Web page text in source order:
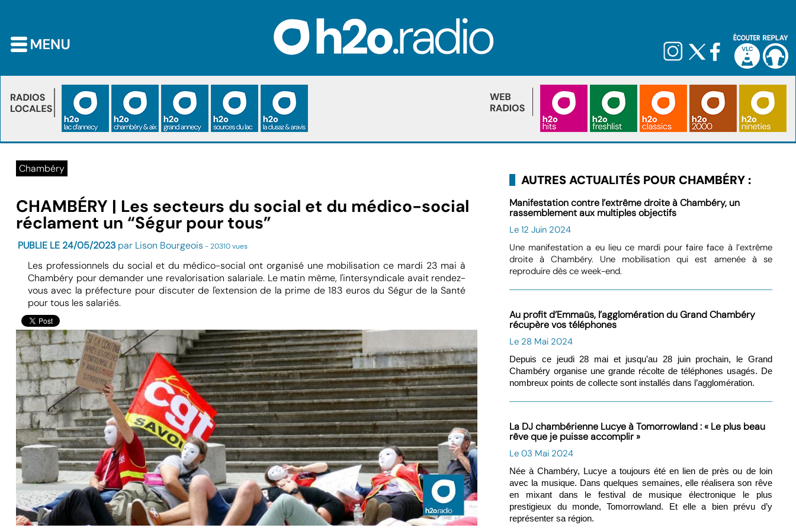
Chambéry
CHAMBÉRY | Les secteurs du social et du médico-social
réclament un “Ségur pour tous”
PUBLIE LE 24/05/2023par Lison Bourgeois - 20310 vues
Les professionnels du social et du médico-social ont organisé une mobilisation ce mardi 23 mai à
Chambéry pour demander une revalorisation salariale. Le matin même, l'intersyndicale avait rendez-
vous avec la préfecture pour discuter de l'extension de la prime de 183 euros du Ségur de la Santé
pour tous les salariés.
AUTRES ACTUALITÉS POUR CHAMBÉRY :
Manifestation contre l’extrême droite à Chambéry, un
rassemblement aux multiples objectifs
Le 12 Juin 2024
Une manifestation a eu lieu ce mardi pour faire face à l’extrême
droite à Chambéry. Une mobilisation qui est amenée à se
reproduire dès ce week-end.
Au profit d’Emmaüs, l’agglomération du Grand Chambéry
récupère vos téléphones
Le 28 Mai 2024
Depuis ce jeudi 28 mai et jusqu’au 28 juin prochain, le Grand
Chambéry organise une grande récolte de téléphones usagés. De
nombreux points de collecte sont installés dans l’agglomération.
La DJ chambérienne Lucye à Tomorrowland : « Le plus beau
rêve que je puisse accomplir »
Le 03 Mai 2024
Née à Chambéry, Lucye a toujours été en lien de près ou de loin
avec la musique. Dans quelques semaines, elle réalisera son rêve
en mixant dans le festival de musique électronique le plus
prestigieux du monde, Tomorrowland. Et elle a bien prévu d’y
représenter sa région.